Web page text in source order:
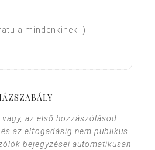
mindenkinek :)
az első hozzászólásod
az elfogadásig nem publikus.
bejegyzései automatikusan